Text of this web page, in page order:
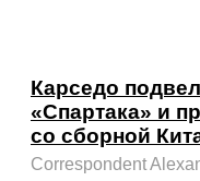
Карседо
«Спартака» и
со сборной
Correspondent